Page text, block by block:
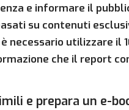
e informare il
su contenuti
necessario utilizzare il
che il report
e prepara un e-